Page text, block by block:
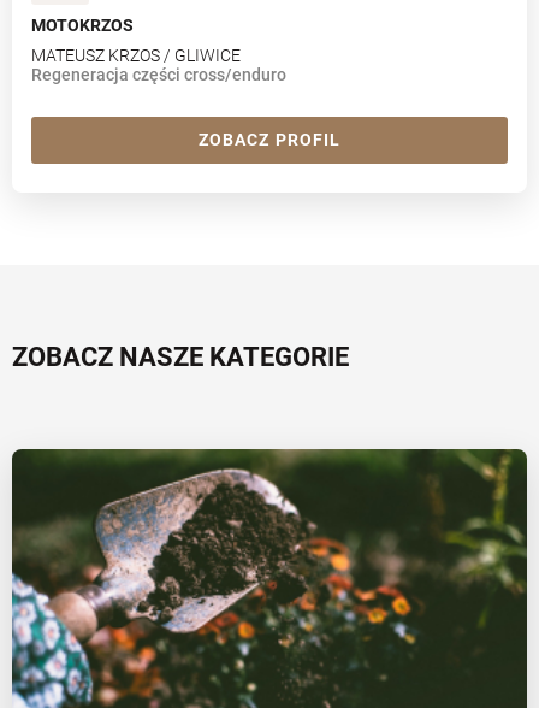
MOTOKRZOS
MATEUSZ KRZOS / GLIWICE
Regeneracja części cross/enduro
ZOBACZ PROFIL
ZOBACZ NASZE KATEGORIE